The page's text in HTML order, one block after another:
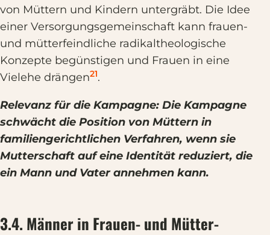
von Müttern und Kindern untergräbt. Die Idee
einer Versorgungsgemeinschaft kann frauen-
und mütterfeindliche radikaltheologische
Konzepte begünstigen und Frauen in eine
Vielehe drängen21.
Relevanz für die Kampagne: Die Kampagne
schwächt die Position von Müttern in
familiengerichtlichen Verfahren, wenn sie
Mutterschaft auf eine Identität reduziert, die
ein Mann und Vater annehmen kann.
3.4. Männer in Frauen- und Mütter-